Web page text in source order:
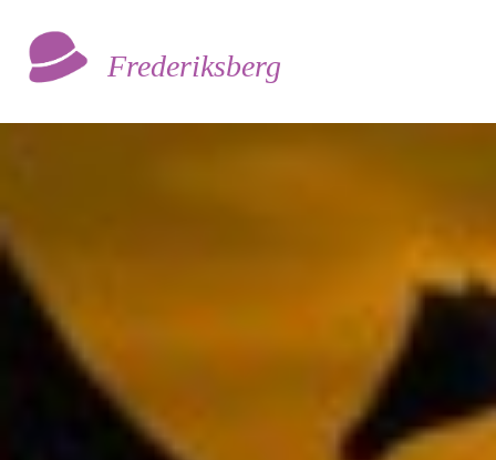
Frederiksberg